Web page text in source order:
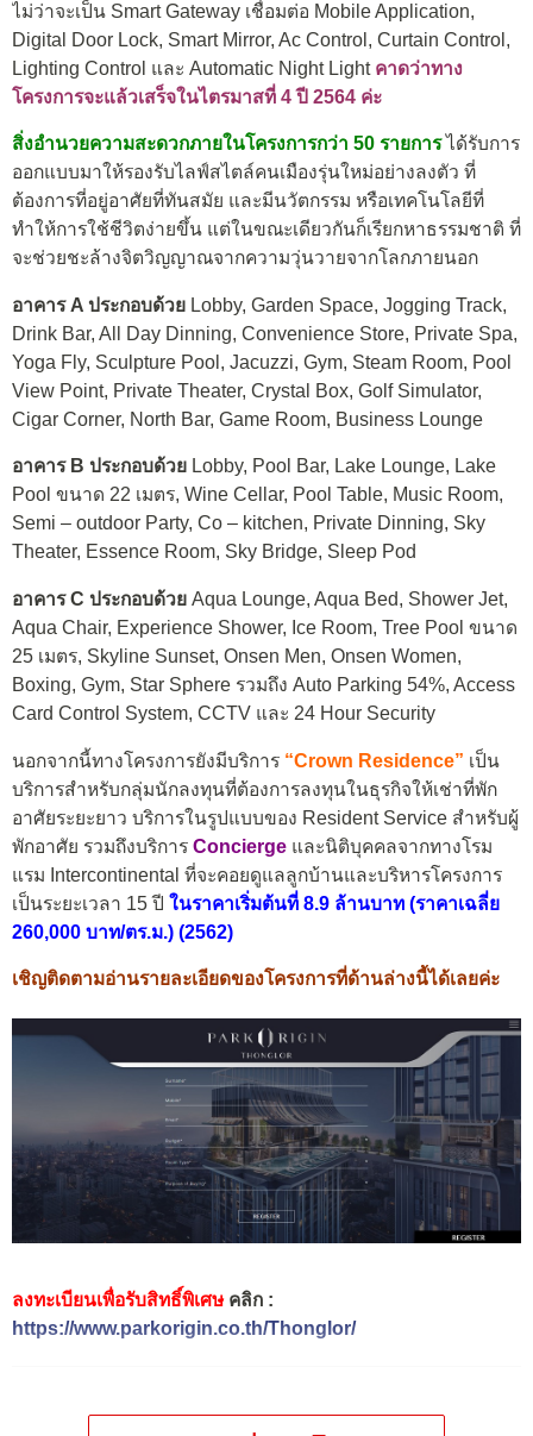
ไม่ว่าจะเป็น Smart Gateway เชื่อมต่อ Mobile Application,
Digital Door Lock, Smart Mirror, Ac Control, Curtain Control,
Lighting Control และ Automatic Night Light คาดว่าทาง
โครงการจะแล้วเสร็จในไตรมาสที่ 4 ปี 2564 ค่ะ
สิ่งอำนวยความสะดวกภายในโครงการกว่า 50 รายการได้รับการ
ออกแบบมาให้รองรับไลฟ์สไตล์คนเมืองรุ่นใหม่อย่างลงตัว ที่
ต้องการที่อยู่อาศัยที่ทันสมัย และมีนวัตกรรม หรือเทคโนโลยีที่
ทำให้การใช้ชีวิตง่ายขึ้น แต่ในขณะเดียวกันก็เรียกหาธรรมชาติ ที่
จะช่วยชะล้างจิตวิญญาณจากความวุ่นวายจากโลกภายนอก
อาคาร A ประกอบด้วย Lobby, Garden Space, Jogging Track,
Drink Bar, All Day Dinning, Convenience Store, Private Spa,
Yoga Fly, Sculpture Pool, Jacuzzi, Gym, Steam Room, Pool
View Point, Private Theater, Crystal Box, Golf Simulator,
Cigar Corner, North Bar, Game Room, Business Lounge
อาคาร B ประกอบด้วย Lobby, Pool Bar, Lake Lounge, Lake
Pool ขนาด 22 เมตร, Wine Cellar, Pool Table, Music Room,
Semi – outdoor Party, Co – kitchen, Private Dinning, Sky
Theater, Essence Room, Sky Bridge, Sleep Pod
อาคาร C ประกอบด้วย Aqua Lounge, Aqua Bed, Shower Jet,
Aqua Chair, Experience Shower, Ice Room, Tree Pool ขนาด
25 เมตร, Skyline Sunset, Onsen Men, Onsen Women,
Boxing, Gym, Star Sphere รวมถึง Auto Parking 54%, Access
Card Control System, CCTV และ 24 Hour Security
นอกจากนี้ทางโครงการยังมีบริการ “Crown Residence” เป็น
บริการสำหรับกลุ่มนักลงทุนที่ต้องการลงทุนในธุรกิจให้เช่าที่พัก
อาศัยระยะยาว บริการในรูปแบบของ Resident Service สำหรับผู้
พักอาศัย รวมถึงบริการ Concierge และนิติบุคคลจากทางโรม
แรม Intercontinental ที่จะคอยดูแลลูกบ้านและบริหารโครงการ
เป็นระยะเวลา 15 ปี ในราคาเริ่มต้นที่ 8.9 ล้านบาท (ราคาเฉลี่ย
260,000 บาท/ตร.ม.) (2562)
เชิญติดตามอ่านรายละเอียดของโครงการที่ด้านล่างนี้ได้เลยค่ะ
ลงทะเบียนเพื่อรับสิทธิ์พิเศษคลิก :
https://www.parkorigin.co.th/Thonglor/